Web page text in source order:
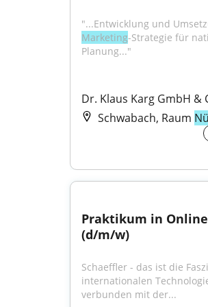
"...Entwicklung und
Marketing-Strategie für
Planung..."
Dr. Klaus Karg GmbH &
Schwabach, Raum
Praktikum in
(d/m/w)
Schaeffler - das ist die
internationalen
verbunden mit der...